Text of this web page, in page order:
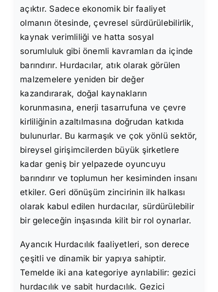
açıktır. Sadece ekonomik bir faaliyet
olmanın ötesinde, çevresel sürdürülebilirlik,
kaynak verimliliği ve hatta sosyal
sorumluluk gibi önemli kavramları da içinde
barındırır. Hurdacılar, atık olarak görülen
malzemelere yeniden bir değer
kazandırarak, doğal kaynakların
korunmasına, enerji tasarrufuna ve çevre
kirliliğinin azaltılmasına doğrudan katkıda
bulunurlar. Bu karmaşık ve çok yönlü sektör,
bireysel girişimcilerden büyük şirketlere
kadar geniş bir yelpazede oyuncuyu
barındırır ve toplumun her kesiminden insanı
etkiler. Geri dönüşüm zincirinin ilk halkası
olarak kabul edilen hurdacılar, sürdürülebilir
bir geleceğin inşasında kilit bir rol oynarlar.
Ayancık Hurdacılık faaliyetleri, son derece
çeşitli ve dinamik bir yapıya sahiptir.
Temelde iki ana kategoriye ayrılabilir: gezici
hurdacılık ve sabit hurdacılık. Gezici